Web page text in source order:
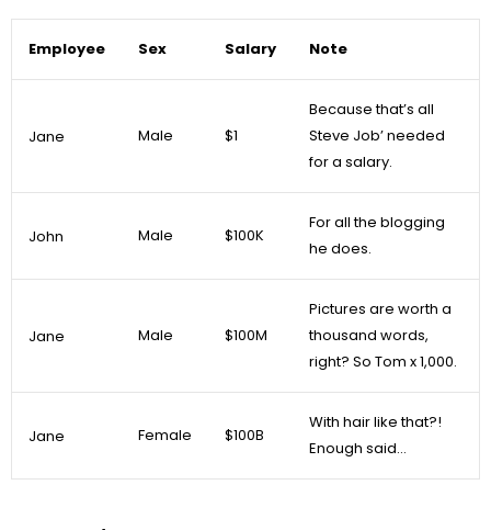
Employee Sex Salary Note
Jane Male $1
Because that’s all
Steve Job’ needed
for a salary.
John Male $100K
For all the blogging
he does.
Jane Male $100M
Pictures are worth a
thousand words,
right? So Tom x 1,000.
Jane Female $100B
With hair like that?!
Enough said…